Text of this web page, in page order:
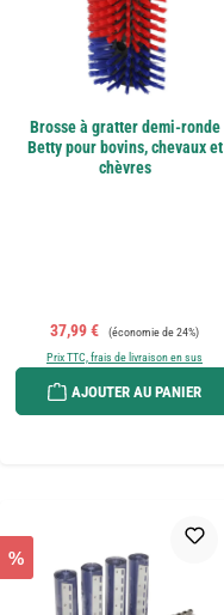
Brosse à gratter demi-ronde
Betty pour bovins, chevaux et
chèvres
Prix de vente :
37,99 € Prix régulier :
(économie de 24%)
Prix TTC, frais de livraison en sus
AJOUTER AU PANIER
%